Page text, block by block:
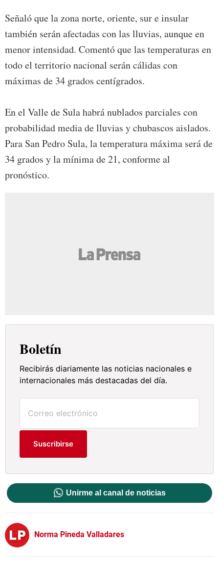
Señaló que la zona norte, oriente, sur e insular
también serán afectadas con las lluvias, aunque en
menor intensidad. Comentó que las temperaturas en
todo el territorio nacional serán cálidas con
máximas de 34 grados centígrados.
En el Valle de Sula habrá nublados parciales con
probabilidad media de lluvias y chubascos aislados.
Para San Pedro Sula, la temperatura máxima será de
34 grados y la mínima de 21, conforme al
pronóstico.
Boletín
Recibirás diariamente las noticias nacionales e
internacionales más destacadas del día.
Suscribirse
Unirme al canal de noticias
Norma Pineda Valladares